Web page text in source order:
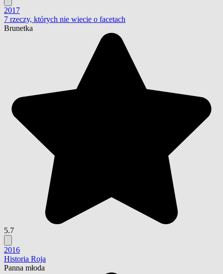
2017
7 rzeczy, których nie wiecie o facetach
Brunetka
5.7
2016
Historia Roja
Panna młoda